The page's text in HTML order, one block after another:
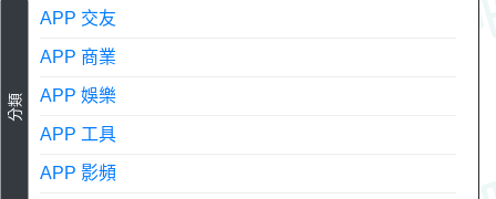
分類
APP 交友
APP 商業
APP 娛樂
APP 工具
APP 影頻